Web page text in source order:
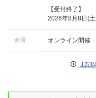
【受付終了】
2026年8月8日(
会場 オンライン開催
上記